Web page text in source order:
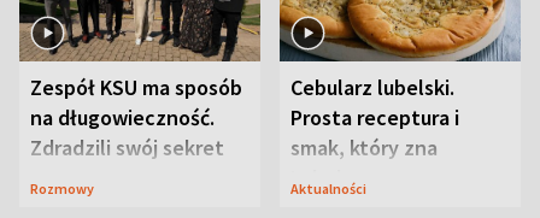
Zespół KSU ma sposób
na długowieczność.
Zdradzili swój sekret
Rozmowy
Cebularz lubelski.
Prosta receptura i
smak, który zna
Lubelszczyzna
Aktualności